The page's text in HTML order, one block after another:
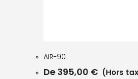
AIR-90
De 395,00 € (Hors